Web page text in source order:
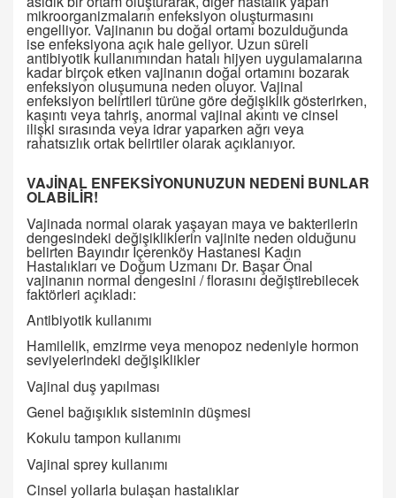
mikroorganizmaların enfeksiyon oluşturmasını
engelliyor. Vajinanın bu doğal ortamı bozulduğunda
ise enfeksiyona açık hale geliyor. Uzun süreli
antibiyotik kullanımından hatalı hijyen uygulamalarına
kadar birçok etken vajinanın doğal ortamını bozarak
enfeksiyon oluşumuna neden oluyor. Vajinal
enfeksiyon belirtileri türüne göre değişiklik gösterirken,
kaşıntı veya tahriş, anormal vajinal akıntı ve cinsel
ilişki sırasında veya idrar yaparken ağrı veya
rahatsızlık ortak belirtiler olarak açıklanıyor.
VAJİNAL ENFEKSİYONUNUZUN NEDENİ BUNLAR
OLABİLİR!
Vajinada normal olarak yaşayan maya ve bakterilerin
dengesindeki değişikliklerin vajinite neden olduğunu
belirten Bayındır İçerenköy Hastanesi Kadın
Hastalıkları ve Doğum Uzmanı Dr. Başar Önal
vajinanın normal dengesini / florasını değiştirebilecek
faktörleri açıkladı:
Antibiyotik kullanımı
Hamilelik, emzirme veya menopoz nedeniyle hormon
seviyelerindeki değişiklikler
Vajinal duş yapılması
Genel bağışıklık sisteminin düşmesi
Kokulu tampon kullanımı
Vajinal sprey kullanımı
Cinsel yollarla bulaşan hastalıklar